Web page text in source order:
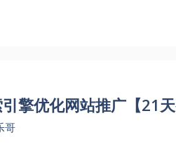
擎优化网站推广【21天
哥